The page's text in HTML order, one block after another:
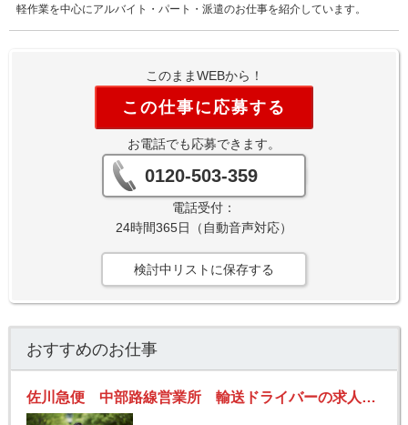
軽作業を中心にアルバイト・パート・派遣のお仕事を紹介しています。
このままWEBから！
この仕事に応募する
お電話でも応募できます。
0120-503-359
電話受付：
24時間365日（自動音声対応）
検討中リストに保存する
おすすめのお仕事
佐川急便 中部路線営業所 輸送ドライバーの求人！安定収入と働きがい！大手の佐川急便で長期的に活躍できるチャンス♪